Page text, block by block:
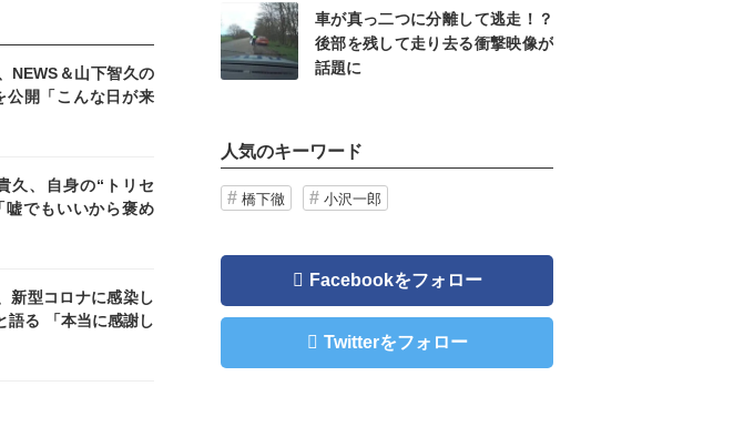
NEWS＆山下智久の
公開「こんな日が来
久、自身の“トリセ
嘘でもいいから褒め
新型コロナに感染し
語る 「本当に感謝し
車が真っ二つに分離して逃走！？
後部を残して走り去る衝撃映像が
話題に
人気のキーワード
橋下徹 小沢一郎
Facebookをフォロー
Twitterをフォロー